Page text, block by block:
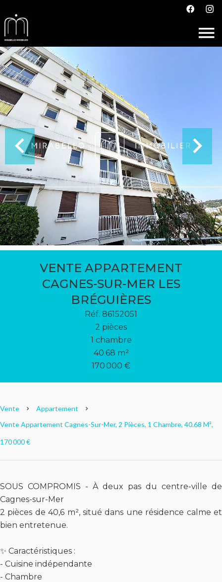
VENTE APPARTEMENT
CAGNES-SUR-MER LES
BRÉGUIÈRES
Réf. 86152051
2 pièces
1 chambre
40.68 m²
170 000 €
Vente
Appartement
Vente Appartement Cagnes-Sur-Mer, 2 Pièces, 1 Chambre, 40.68 M²,
170 000 €
SOUS COMPROMIS - À deux pas du centre-ville de
Cagnes-sur-Mer
2 pièces de 40,6 m², situé dans une résidence calme et
bien entretenue.
✨ Caractéristiques :
- Cuisine indépendante
- Chambre